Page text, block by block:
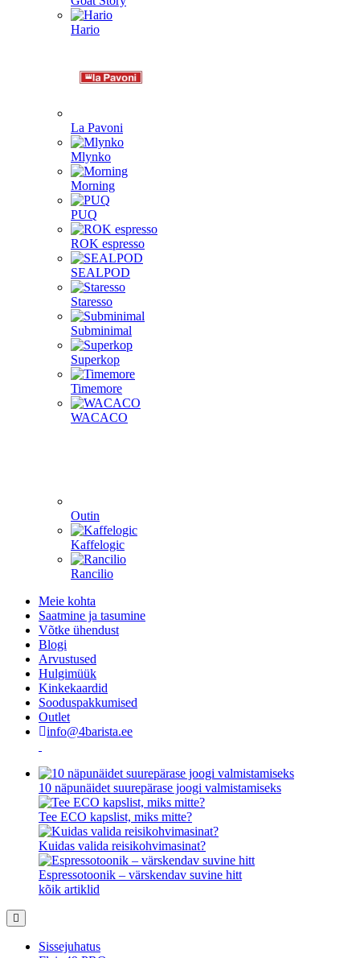
Hario
La Pavoni
Mlynko
Morning
PUQ
ROK espresso
SEALPOD
Staresso
Subminimal
Superkop
Timemore
WACACO
Outin
Kaffelogic
Rancilio
Meie kohta
Saatmine ja tasumine
Võtke ühendust
Blogi
Arvustused
Hulgimüük
Kinkekaardid
Sooduspakkumised
Outlet
info@4barista.ee
10 näpunäidet suurepärase joogi valmistamiseks
Tee ECO kapslist, miks mitte?
Kuidas valida reisikohvimasinat?
Espressotoonik – värskendav suvine hitt
kõik artiklid
Sissejuhatus